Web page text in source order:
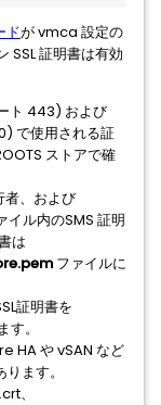
ドが vmca 設定の
SSL 証明書は有効
ト 443) および
で使用される証
ストアで確
、および
イル内のSMS 証明
は
ファイルに
証明書を
。
HA や vSAN など
ます。
、